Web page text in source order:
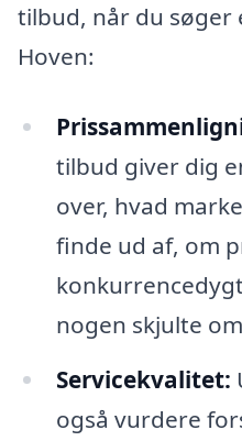
tilbud, når du
Hoven:
tilbud giver dig
over, hvad
finde ud af, om
nogen skjulte
Servicekvalitet:
også vurdere